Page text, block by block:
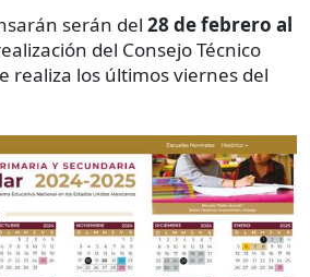
serán del 28 de febrero al
del Consejo Técnico
realiza los últimos viernes del